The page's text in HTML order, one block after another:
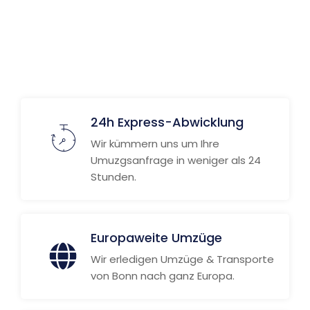
24h Express-Abwicklung
Wir kümmern uns um Ihre
Umuzgsanfrage in weniger als 24
Stunden.
Europaweite Umzüge
Wir erledigen Umzüge & Transporte
von Bonn nach ganz Europa.